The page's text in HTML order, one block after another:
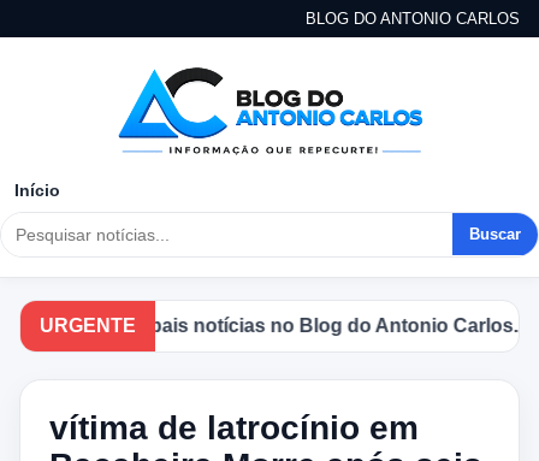
BLOG DO ANTONIO CARLOS
Início
Buscar
URGENTE
as principais notícias no Blog do Antonio Carlos.
vítima de latrocínio em